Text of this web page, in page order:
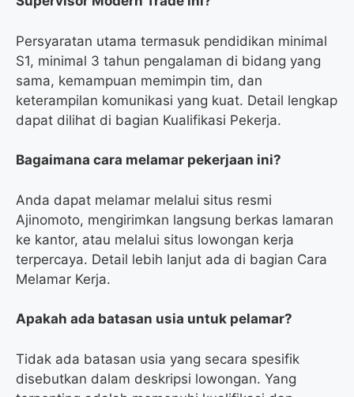
Persyaratan utama termasuk pendidikan minimal
S1, minimal 3 tahun pengalaman di bidang yang
sama, kemampuan memimpin tim, dan
keterampilan komunikasi yang kuat. Detail lengkap
dapat dilihat di bagian Kualifikasi Pekerja.
Bagaimana cara melamar pekerjaan ini?
Anda dapat melamar melalui situs resmi
Ajinomoto, mengirimkan langsung berkas lamaran
ke kantor, atau melalui situs lowongan kerja
terpercaya. Detail lebih lanjut ada di bagian Cara
Melamar Kerja.
Apakah ada batasan usia untuk pelamar?
Tidak ada batasan usia yang secara spesifik
disebutkan dalam deskripsi lowongan. Yang